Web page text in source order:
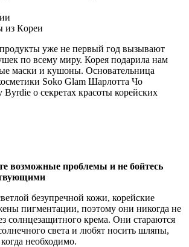
из Кoрeи
уже не первый год вызывают
по всему миру. Корея подарила нам
маски и кушоны. Основательница
Soko Glam Шарлотта Чо
Byrdie о секретах красоты корейских
возможные проблемы и не бойтесь
безупречной кожи, корейские
пигментации, поэтому они никогда не
солнцезащитного крема. Они стараются
света и любят носить шляпы,
необходимо.